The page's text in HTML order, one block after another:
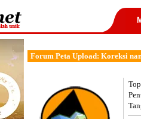
Forum Peta Upload: Koreksi